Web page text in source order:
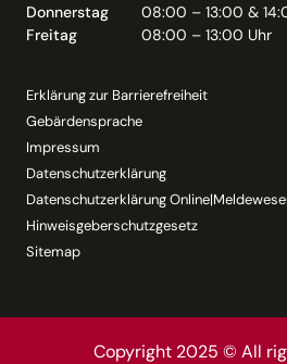
Donnerstag
08:00 – 13:00 &
Freitag
08:00 – 13:00 Uhr
Erklärung zur Barrierefreiheit
Gebärdensprache
Impressum
Datenschutzerklärung
Datenschutzerklärung
Hinweisgeberschutzgesetz
Sitemap
Copyright 2025 © All